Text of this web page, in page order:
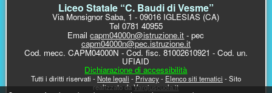
Liceo Statale “C. Baudi di Vesme”
Via Monsignor Saba, 1 - 09016 IGLESIAS (CA)
Tel 0781 40955
Emailcapm04000n@istruzione.it - pec
capm04000n@pec.istruzione.it
Cod. mecc. CAPM04000N - Cod. fisc. 81002610921 - Cod. un.
UFIAID
Dichiarazione di accessibilità
Tutti i diritti riservati -Note legali - Privacy- Elenco siti tematici - Sito
realizzato daVargiuscuola.it